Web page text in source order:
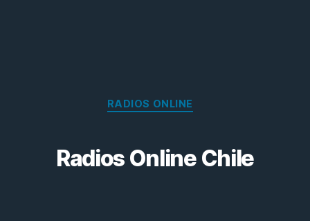
RADIOS ONLINE
Radios Online Chile